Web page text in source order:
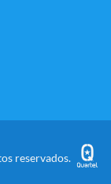
reservados.